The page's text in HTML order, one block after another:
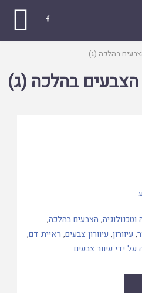

, הצבעים בהלכה,
, עיוורון, עיוורון צבעים, ראיית דם,
ידי עיוור צבעים